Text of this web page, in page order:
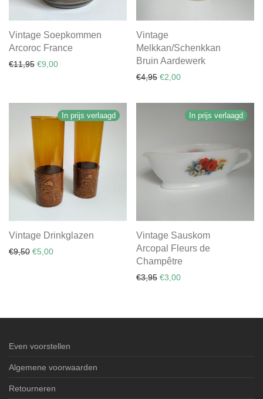
Vintage Soepkommen
Arcoroc France
€11,95 Oorspronkelijke prijs was: €11,95.
€9,00Huidige prijs is: €9,00.
Vintage
Melkkan/Schenkkan
Bruin Aardewerk
€4,95 Oorspronkelijke prijs was:
€2,00Huidige prijs is: €2,00.
In prijs verlaagd
Vintage Drinkglazen
€9,50 Oorspronkelijke prijs was: €9,50.
€5,00Huidige prijs is: €5,00.
In prijs verlaagd
Vintage Sauskom
Arcopal Fleurs de
Champêtre
€3,95 Oorspronkelijke prijs was:
€3,00Huidige prijs is: €3,00.
Even voorstellen
Algemene voorwaarden
Retourneren